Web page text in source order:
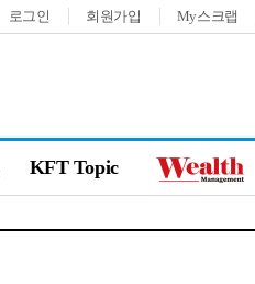
로그인 회원가입 My스크랩
KFT Topic